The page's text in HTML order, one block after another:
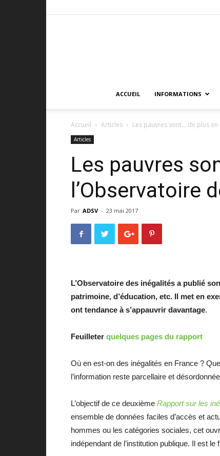
ACCUEIL INFORMATIONS
Accueil Articles Les pauvres sont… de plus
Articles
Les pauvres
l’Observatoire
Par ADSV - 23 mai 2017
L’Observatoire des inégalités a publié
patrimoine, d’éducation, etc. Il met en
ont tendance à s’appauvrir davantage.
Feuilleter quelques pages du rapport
Où en est-on des inégalités en France ?
l’information reste parcellaire et
L’objectif de ce deuxième Rapport sur les
ensemble de données faciles d’accès et
hommes ou les catégories sociales, cet
indépendant de l’institution publique. Il est